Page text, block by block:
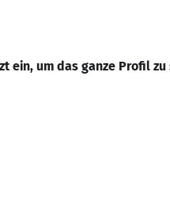
ein, um das ganze Profil zu